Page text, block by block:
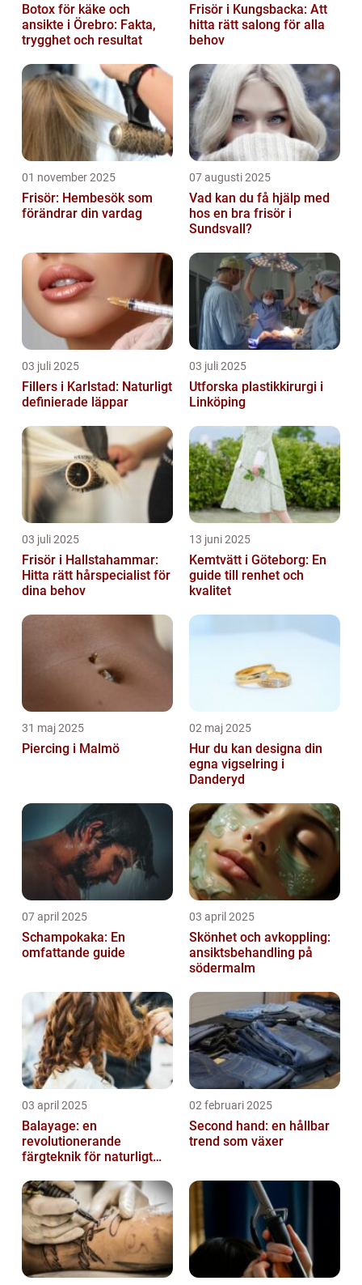
Botox för käke och
ansikte i Örebro: Fakta,
trygghet och resultat
Frisör i Kungsbacka: Att
hitta rätt salong för alla
behov
01 november 2025
Frisör: Hembesök som
förändrar din vardag
07 augusti 2025
Vad kan du få hjälp med
hos en bra frisör i
Sundsvall?
03 juli 2025
Fillers i Karlstad: Naturligt
definierade läppar
03 juli 2025
Utforska plastikkirurgi i
Linköping
03 juli 2025
Frisör i Hallstahammar:
Hitta rätt hårspecialist för
dina behov
13 juni 2025
Kemtvätt i Göteborg: En
guide till renhet och
kvalitet
31 maj 2025
Piercing i Malmö
02 maj 2025
Hur du kan designa din
egna vigselring i
Danderyd
07 april 2025
Schampokaka: En
omfattande guide
03 april 2025
Skönhet och avkoppling:
ansiktsbehandling på
södermalm
03 april 2025
Balayage: en
revolutionerande
färgteknik för naturligt
02 februari 2025
Second hand: en hållbar
trend som växer